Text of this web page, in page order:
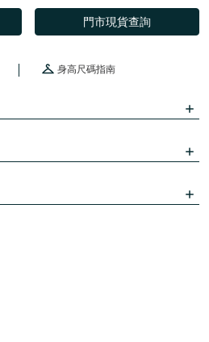
門市現貨查詢
身高尺碼指南